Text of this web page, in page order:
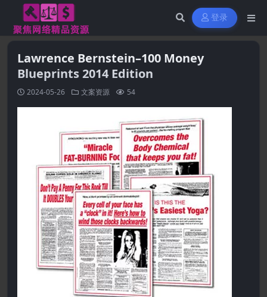
登录
Lawrence Bernstein–100 Money
Blueprints 2014 Edition
2024-05-26 文案资源 54